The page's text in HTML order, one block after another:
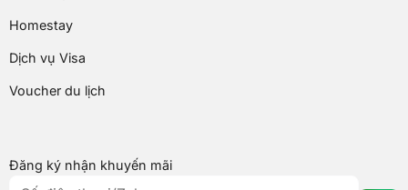
Homestay
Dịch vụ Visa
Voucher du lịch
Đăng ký nhận khuyến mãi